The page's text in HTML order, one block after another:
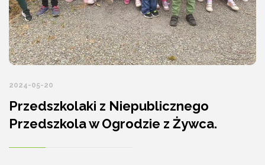
2024-05-20
Przedszkolaki z Niepublicznego
Przedszkola w Ogrodzie z Żywca.